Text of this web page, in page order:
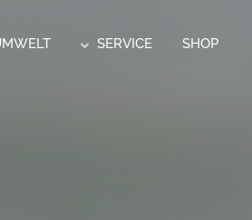
SERVICE SHOP